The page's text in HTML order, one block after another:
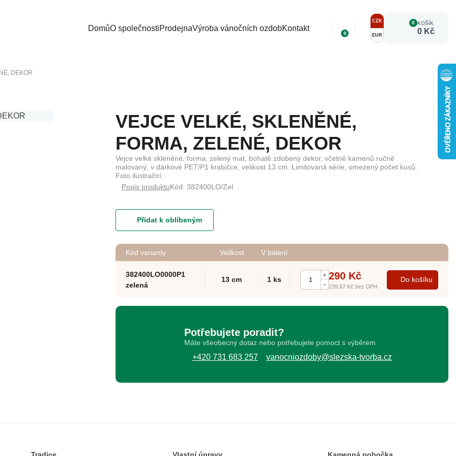
DomůO společnostiProdejnaVýroba vánočních ozdobKontakt
0
CZK
EUR
0 KOŠÍK
0 Kč
DEKOR
VEJCE VELKÉ, SKLENĚNÉ,
FORMA, ZELENÉ, DEKOR
Vejce velké skleněné, forma, zelený mat, bohatě zdobený dekor, včetně kamenů ručně
malovaný, v dárkové PET/P1 krabičce, velikost 13 cm. Limitovaná série, omezený počet kusů.
Foto ilustrační.
Popis produktuKód: 382400LO/Zel
Kód varianty Velikost V balení
382400LO0000P1
zelená
13 cm 1 ks
+
–
290 Kč
239,67 Kč bez DPH
Do košíku
Přidat k oblíbeným
Potřebujete poradit?
Máte všeobecný dotaz nebo potřebujete pomoct s výběrem
+420 731 683 257 vanocniozdoby@slezska-tvorba.cz